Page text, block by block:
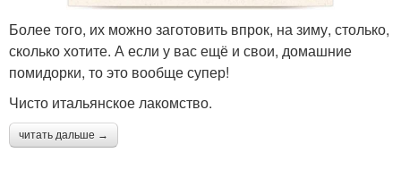
Более того, их можно заготовить впрок, на зиму, столько,
сколько хотите. А если у вас ещё и свои, домашние
помидорки, то это вообще супер!
Чисто итальянское лакомство.
читать дальше →